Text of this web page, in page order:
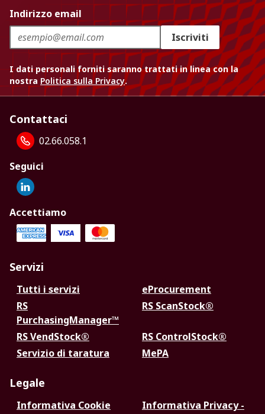
Indirizzo email
Iscriviti
I dati personali forniti saranno trattati in linea con la
nostra Politica sulla Privacy.
Contattaci
02.66.058.1
Seguici
Accettiamo
Servizi
Tutti i servizi
eProcurement
RS
PurchasingManager™
RS ScanStock®
RS VendStock®
RS ControlStock®
Servizio di taratura
MePA
Legale
Informativa Cookie
Informativa Privacy -